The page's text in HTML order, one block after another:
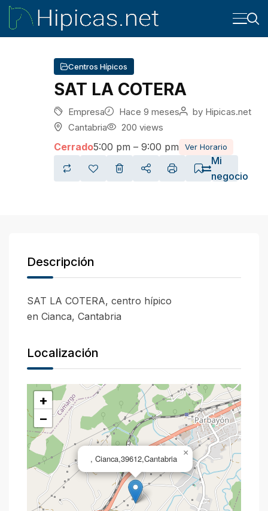
Centros Hípicos
SAT LA COTERA
Empresa Hace 9 meses by Hipicas.net
Cantabria
200 views
Cerrado5:00 pm – 9:00 pm Ver Horario
Mi
negocio
Descripción
SAT LA COTERA, centro hípico
en Cianca, Cantabria
Localización
, Cianca,39612,Cantabria
×
+
−